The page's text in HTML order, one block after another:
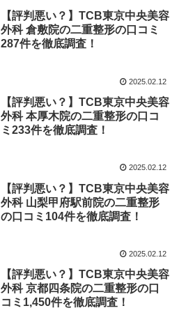
【評判悪い？】TCB東京中央美容
外科 倉敷院の二重整形の口コミ
287件を徹底調査！
2025.02.12
【評判悪い？】TCB東京中央美容
外科 本厚木院の二重整形の口コ
ミ233件を徹底調査！
2025.02.12
【評判悪い？】TCB東京中央美容
外科 山梨甲府駅前院の二重整形
の口コミ104件を徹底調査！
2025.02.12
【評判悪い？】TCB東京中央美容
外科 京都四条院の二重整形の口
コミ1,450件を徹底調査！